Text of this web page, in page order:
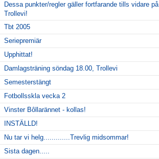
Dessa punkter/regler gäller fortfarande tills vidare på
Trollevi!
Tbt 2005
Seriepremiär
Upphittat!
Damlagsträning söndag 18.00, Trollevi
Semesterstängt
Fotbollsskla vecka 2
Vinster Bôllarännet - kollas!
INSTÄLLD!
Nu tar vi helg.............Trevlig midsommar!
Sista dagen.....